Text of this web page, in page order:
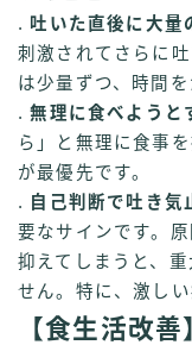
. 吐いた直後に大量
刺激されてさらに
は少量ずつ、時間
.無理に食べようと
ら」と無理に食事
が最優先です。
.
自己判断で吐き気
要なサインです。
抑えてしまうと、
せん。特に、激し
【食生活改